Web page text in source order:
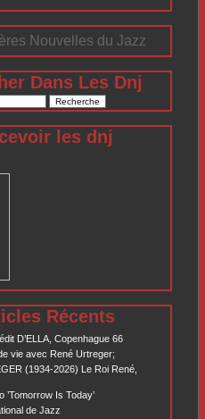
Nouvelles du Jazz
Dans Les Dnj
les dnj
Récents
D’ELLA, Copenhague 66
vie avec René Urtreger;
(1934-2026) Le Roi René,
’Tomorrow Is Today’
de Jazz